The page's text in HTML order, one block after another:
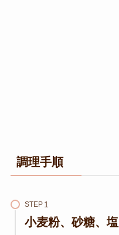
調理手順
STEP
小麦粉、砂糖、塩